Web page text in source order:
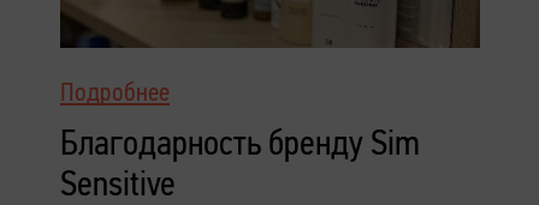
Подробнее
Благодарность бренду Sim
Sensitive